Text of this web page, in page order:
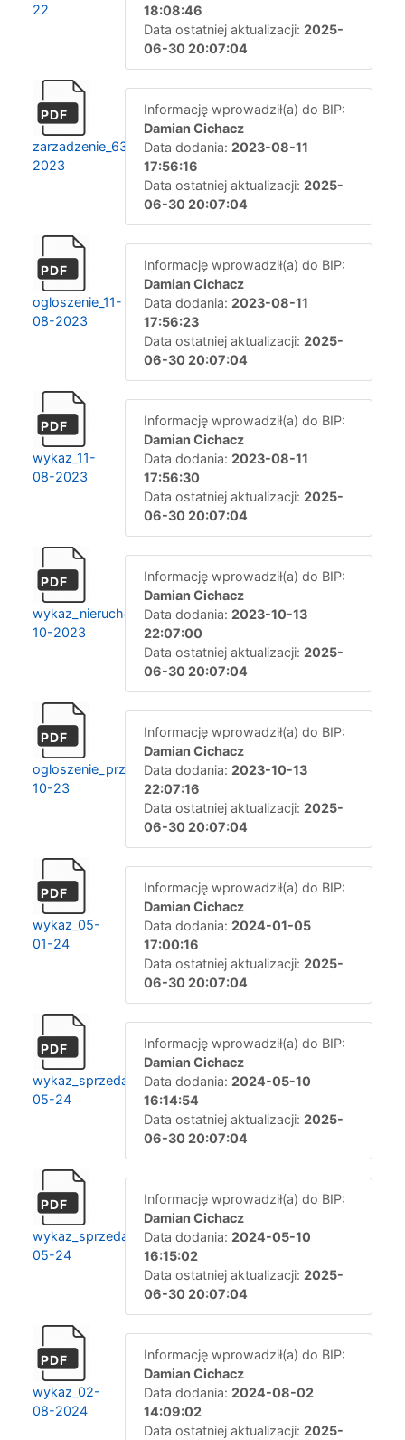
22
18:08:46
Data ostatniej aktualizacji: 2025-
06-30 20:07:04
PDF
zarzadzenie_63-
2023
Informację wprowadził(a) do BIP:
Damian Cichacz
Data dodania: 2023-08-11
17:56:16
Data ostatniej aktualizacji: 2025-
06-30 20:07:04
PDF
ogloszenie_11-
08-2023
Informację wprowadził(a) do BIP:
Damian Cichacz
Data dodania: 2023-08-11
17:56:23
Data ostatniej aktualizacji: 2025-
06-30 20:07:04
PDF
wykaz_11-
08-2023
Informację wprowadził(a) do BIP:
Damian Cichacz
Data dodania: 2023-08-11
17:56:30
Data ostatniej aktualizacji: 2025-
06-30 20:07:04
PDF
wykaz_nieruchomosci_13-
10-2023
Informację wprowadził(a) do BIP:
Damian Cichacz
Data dodania: 2023-10-13
22:07:00
Data ostatniej aktualizacji: 2025-
06-30 20:07:04
PDF
ogloszenie_przetarg_13-
10-23
Informację wprowadził(a) do BIP:
Damian Cichacz
Data dodania: 2023-10-13
22:07:16
Data ostatniej aktualizacji: 2025-
06-30 20:07:04
PDF
wykaz_05-
01-24
Informację wprowadził(a) do BIP:
Damian Cichacz
Data dodania: 2024-01-05
17:00:16
Data ostatniej aktualizacji: 2025-
06-30 20:07:04
PDF
wykaz_sprzedaz_10-
05-24
Informację wprowadził(a) do BIP:
Damian Cichacz
Data dodania: 2024-05-10
16:14:54
Data ostatniej aktualizacji: 2025-
06-30 20:07:04
PDF
wykaz_sprzedaz_dzierzawa_10-
05-24
Informację wprowadził(a) do BIP:
Damian Cichacz
Data dodania: 2024-05-10
16:15:02
Data ostatniej aktualizacji: 2025-
06-30 20:07:04
PDF
wykaz_02-
08-2024
Informację wprowadził(a) do BIP:
Damian Cichacz
Data dodania: 2024-08-02
14:09:02
Data ostatniej aktualizacji: 2025-